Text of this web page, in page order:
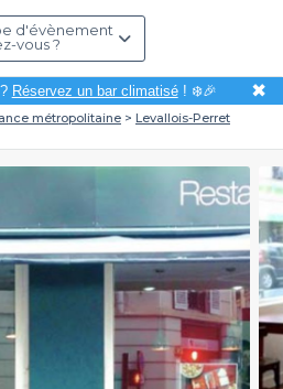
d'évènement
vous ?
Réservez un bar climatisé! ❄️🎉 ✖
métropolitaine
Levallois-Perret